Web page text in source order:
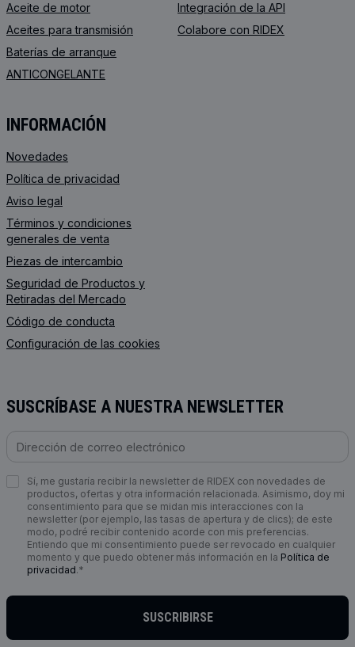
Aceite de motor
Aceites para transmisión
Baterías de arranque
ANTICONGELANTE
Integración de la API
Colabore con RIDEX
INFORMACIÓN
Novedades
Política de privacidad
Aviso legal
Términos y condiciones
generales de venta
Piezas de intercambio
Seguridad de Productos y
Retiradas del Mercado
Código de conducta
Configuración de las cookies
SUSCRÍBASE A NUESTRA NEWSLETTER
Sí, me gustaría recibir la newsletter de RIDEX con novedades de
productos, ofertas y otra información relacionada. Asimismo, doy mi
consentimiento para que se midan mis interacciones con la
newsletter (por ejemplo, las tasas de apertura y de clics); de este
modo, podré recibir contenido acorde con mis preferencias.
Entiendo que mi consentimiento puede ser revocado en cualquier
momento y que puedo obtener más información en la Política de
privacidad.*
SUSCRIBIRSE